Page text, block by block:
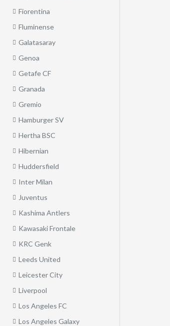
Fiorentina
Fluminense
Galatasaray
Genoa
Getafe CF
Granada
Gremio
Hamburger SV
Hertha BSC
Hibernian
Huddersfield
Inter Milan
Juventus
Kashima Antlers
Kawasaki Frontale
KRC Genk
Leeds United
Leicester City
Liverpool
Los Angeles FC
Los Angeles Galaxy